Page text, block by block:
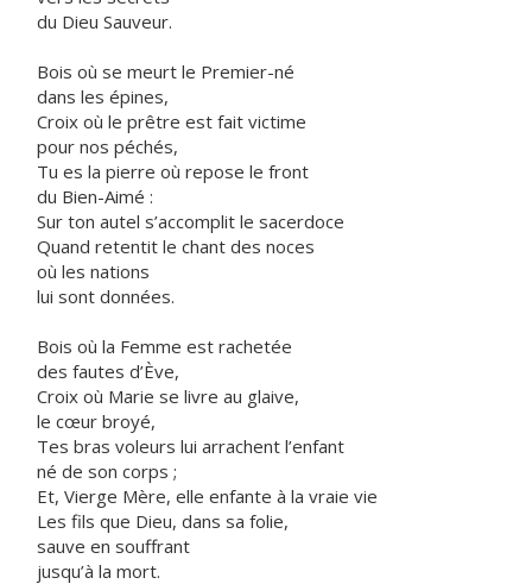
du Dieu Sauveur.
Bois où se meurt le Premier-né
dans les épines,
Croix où le prêtre est fait victime
pour nos péchés,
Tu es la pierre où repose le front
du Bien-Aimé :
Sur ton autel s’accomplit le sacerdoce
Quand retentit le chant des noces
où les nations
lui sont données.
Bois où la Femme est rachetée
des fautes d’Ève,
Croix où Marie se livre au glaive,
le cœur broyé,
Tes bras voleurs lui arrachent l’enfant
né de son corps ;
Et, Vierge Mère, elle enfante à la vraie vie
Les fils que Dieu, dans sa folie,
sauve en souffrant
jusqu’à la mort.